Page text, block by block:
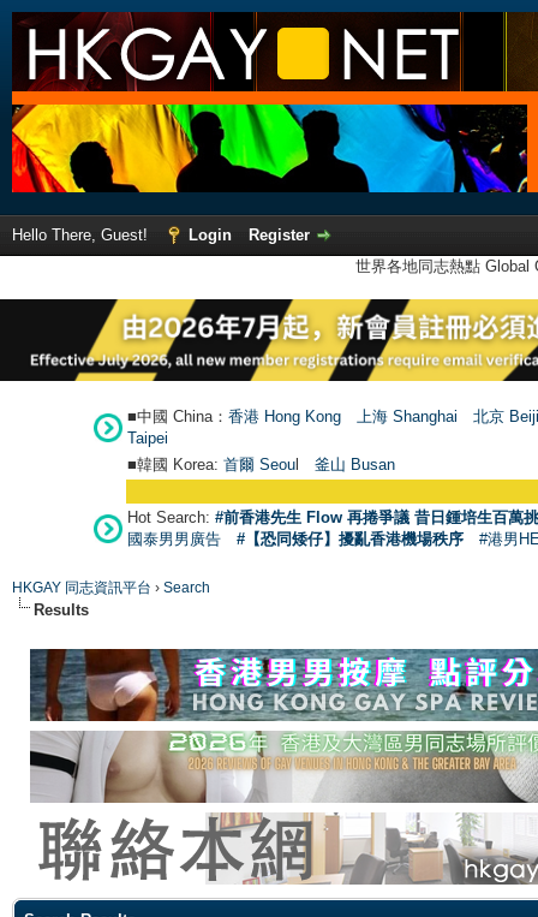
Hello There, Guest! Login
Register
世界各地同志熱點
■中國 China： 香港 Hong Kong 上海 Shanghai
北京
Taipei
■韓國 Korea: 首爾 Seoul 釜山 Busan
Hot Search: #前香港先生 Flow 再捲爭議 昔日鍾培生百萬
國泰男男廣告
#【恐同矮仔】擾亂香港機場秩序 #港男
HKGAY 同志資訊平台 › Search
Results